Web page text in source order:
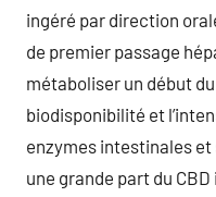
ingéré par direction
de premier passage
métaboliser un début
biodisponibilité et
enzymes intestinales
une grande part du